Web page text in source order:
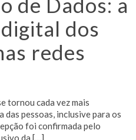
dos
redes
tornou cada vez mais
das pessoas, inclusive para os
foi confirmada pelo
da […]